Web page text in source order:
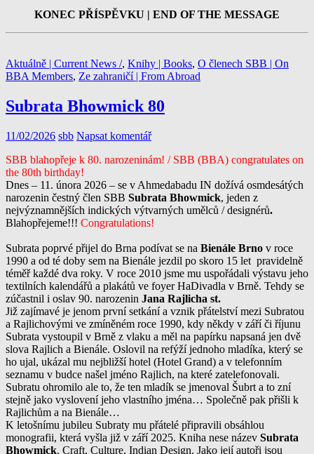
KONEC PŘÍSPĚVKU | END OF THE MESSAGE
Aktuálně | Current News /, Knihy | Books, O členech SBB | On
BBA Members, Ze zahraničí | From Abroad
Subrata Bhowmick 80
11/02/2026 sbb Napsat komentář
SBB blahopřeje k 80. narozeninám! / SBB (BBA) congratulates on
the 80th birthday!
Dnes – 11. února 2026 – se v Ahmedabadu IN dožívá osmdesátých
narozenin čestný člen SBB Subrata Bhowmick, jeden z
nejvýznamnějších indických výtvarných umělců / designérů.
Blahopřejeme!!! Congratulations!
Subrata poprvé přijel do Brna podívat se na Bienále Brno v roce
1990 a od té doby sem na Bienále jezdil po skoro 15 let pravidelně
téměř každé dva roky. V roce 2010 jsme mu uspořádali výstavu jeho
textilních kalendářů a plakátů ve foyer HaDivadla v Brně. Tehdy se
zúčastnil i oslav 90. narozenin Jana Rajlicha st.
Již zajímavé je jenom první setkání a vznik přátelství mezi Subratou
a Rajlichovými ve zmíněném roce 1990, kdy někdy v září či říjunu
Subrata vystoupil v Brně z vlaku a měl na papírku napsaná jen dvě
slova Rajlich a Bienále. Oslovil na refýží jednoho mladíka, který se
ho ujal, ukázal mu nejbližší hotel (Hotel Grand) a v telefonním
seznamu v budce našel jméno Rajlich, na které zatelefonovali.
Subratu ohromilo ale to, že ten mladík se jmenoval Šubrt a to zní
stejně jako vyslovení jeho vlastního jména… Společně pak přišli k
Rajlichům a na Bienále…
K letošnímu jubileu Subraty mu přátelé připravili obsáhlou
monografii, která vyšla již v září 2025. Kniha nese název Subrata
Bhowmick. Craft, Culture, Indian Design. Jako její autoři jsou